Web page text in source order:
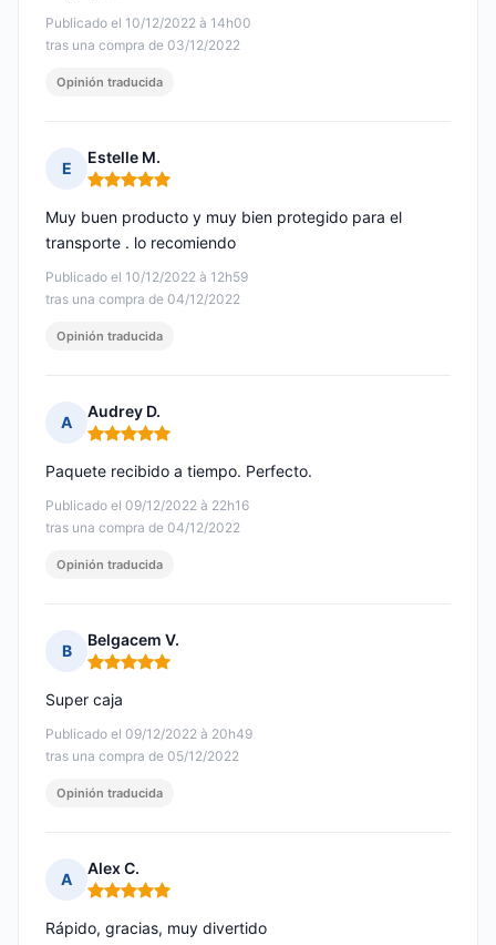
Publicado el 10/12/2022 à 14h00
tras una compra de 03/12/2022
Opinión traducida
E
Estelle M.
Nota: 5 de 5
Publicado el 10/12/2022 à 12h59
tras una compra de 04/12/2022
Muy buen producto y muy bien protegido para el
transporte . lo recomiendo
Opinión traducida
A
Audrey D.
Nota: 5 de 5
Publicado el 09/12/2022 à 22h16
tras una compra de 04/12/2022
Paquete recibido a tiempo. Perfecto.
Opinión traducida
B
Belgacem V.
Nota: 5 de 5
Publicado el 09/12/2022 à 20h49
tras una compra de 05/12/2022
Super caja
Opinión traducida
A
Alex C.
Nota: 5 de 5
Rápido, gracias, muy divertido